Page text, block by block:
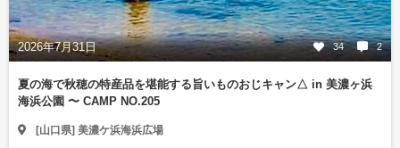
2026年7月31日 34 2
夏の海で秋穂の特産品を堪能する旨いものおじキャン△ in 美濃ヶ浜
海浜公園 〜 CAMP NO.205
[山口県] 美濃ケ浜海浜広場